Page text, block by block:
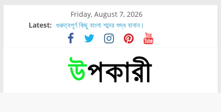
Friday, August 7, 2026
Latest: গুরুত্বপূর্ণ কিছু বাংলা শব্দের শুদ্ধ বানান।
শরীরের কোন অংশে বেডসোর বেশি হয়?
নাসাল টিউব কতদিন রাখা যায়?
রোগীর পিঠ, কোমর এবং পায়ে বেডসোর দেখা গেলে করণীয় কি?
পার্সিমন ফলের স্বাস্থ্য ও পুষ্টি উপকারিতা।